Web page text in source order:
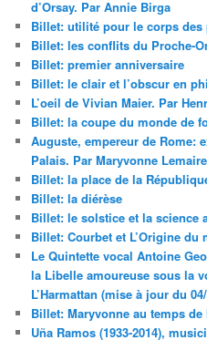
d’Orsay. Par Annie Birga
Billet: utilité pour le corps
Billet: les conflits du Proche-
Billet: premier anniversaire
Billet: le clair et l’obscur en
L’oeil de Vivian Maier. Par
Billet: la coupe du monde de
Auguste, empereur de Rome:
Palais. Par Maryvonne Lemaire
Billet: la place de la
Billet: la diérèse
Billet: le solstice et la science
Billet: Courbet et L’Origine du
Le Quintette vocal Antoine
la Libelle amoureuse sous la
L’Harmattan (mise à jour du
Billet: Maryvonne au temps de
Uña Ramos (1933-2014),